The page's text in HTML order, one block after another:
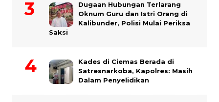
Dugaan Hubungan Terlarang
Oknum Guru dan Istri Orang di
Kalibunder, Polisi Mulai Periksa
Saksi
Kades di Ciemas Berada di
Satresnarkoba, Kapolres: Masih
Dalam Penyelidikan